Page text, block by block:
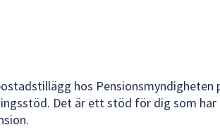
hos Pensionsmyndigheten
Det är ett stöd för dig som har